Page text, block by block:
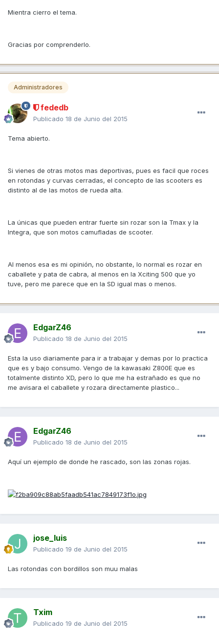
Mientra cierro el tema.
Gracias por comprenderlo.
Administradores
fededb
Publicado 18 de Junio del 2015
Tema abierto.
Si vienes de otras motos mas deportivas, pues es facil que roces
en rotondas y curvas cerradas, el concepto de las scooters es
distinto al de las motos de rueda alta.
La únicas que pueden entrar fuerte sin rozar son la Tmax y la
Integra, que son motos camufladas de scooter.
Al menos esa es mi opinión, no obstante, lo normal es rozar en
caballete y pata de cabra, al menos en la Xciting 500 que yo
tuve, pero me parece que en la SD igual mas o menos.
EdgarZ46
Publicado 18 de Junio del 2015
Esta la uso diariamente para ir a trabajar y demas por lo practica
que es y bajo consumo. Vengo de la kawasaki Z800E que es
totalmente distinto XD, pero lo que me ha estrañado es que no
me avisara el caballete y rozara directamente plastico...
EdgarZ46
Publicado 18 de Junio del 2015
Aquí un ejemplo de donde he rascado, son las zonas rojas.
jose_luis
Publicado 19 de Junio del 2015
Las rotondas con bordillos son muu malas
Txim
Publicado 19 de Junio del 2015